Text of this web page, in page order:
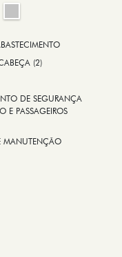
(2)
DE SEGURANÇA
E PASSAGEIROS
MANUTENÇÃO